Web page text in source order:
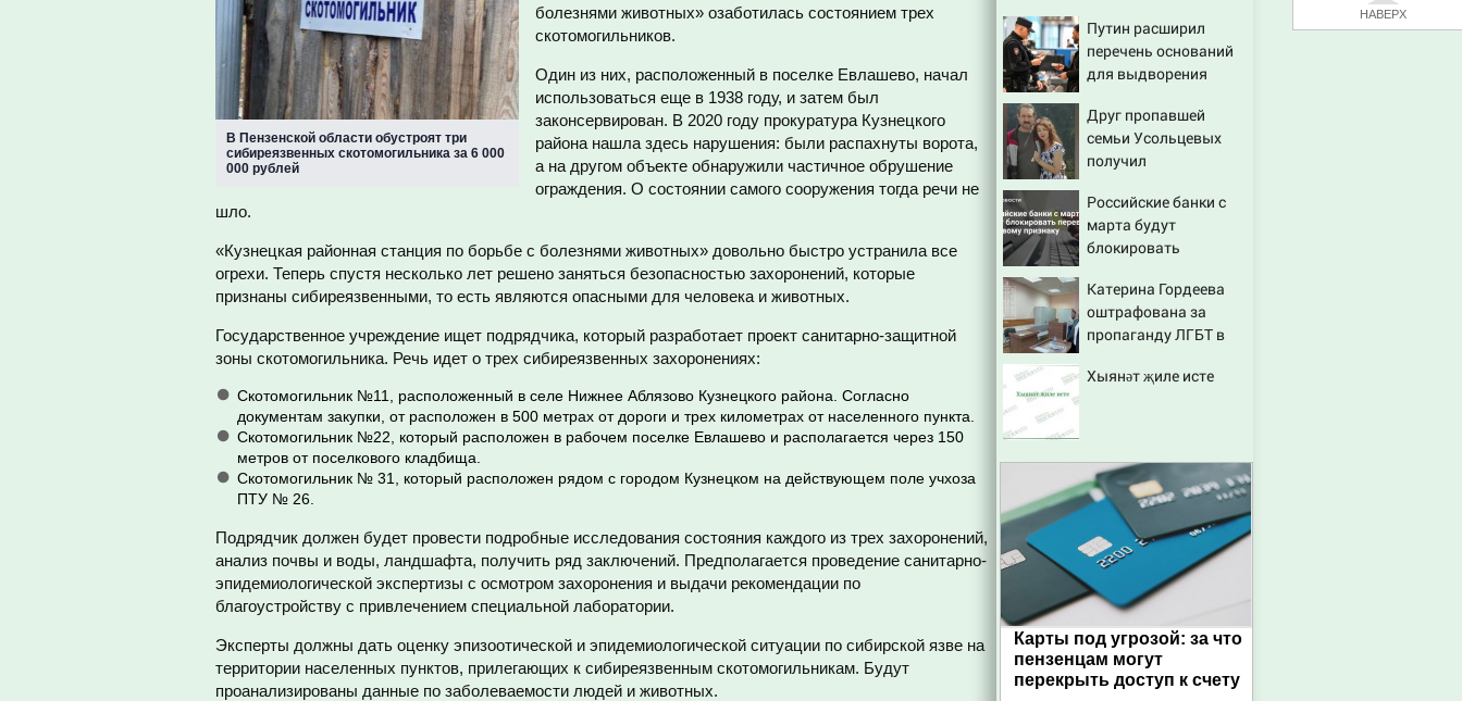
НАВЕРХ
В Пензенской области обустроят три
сибиреязвенных скотомогильника за 6 000
000 рублей
болезнями животных» озаботилась состоянием трех
скотомогильников.
Один из них, расположенный в поселке Евлашево, начал
использоваться еще в 1938 году, и затем был
законсервирован. В 2020 году прокуратура Кузнецкого
района нашла здесь нарушения: были распахнуты ворота,
а на другом объекте обнаружили частичное обрушение
ограждения. О состоянии самого сооружения тогда речи не
шло.
«Кузнецкая районная станция по борьбе с болезнями животных» довольно быстро устранила все
огрехи. Теперь спустя несколько лет решено заняться безопасностью захоронений, которые
признаны сибиреязвенными, то есть являются опасными для человека и животных.
Государственное учреждение ищет подрядчика, который разработает проект санитарно-защитной
зоны скотомогильника. Речь идет о трех сибиреязвенных захоронениях:
Скотомогильник №11, расположенный в селе Нижнее Аблязово Кузнецкого района. Согласно
документам закупки, от расположен в 500 метрах от дороги и трех километрах от населенного пункта.
Скотомогильник №22, который расположен в рабочем поселке Евлашево и располагается через 150
метров от поселкового кладбища.
Скотомогильник № 31, который расположен рядом с городом Кузнецком на действующем поле учхоза
ПТУ № 26.
Подрядчик должен будет провести подробные исследования состояния каждого из трех захоронений,
анализ почвы и воды, ландшафта, получить ряд заключений. Предполагается проведение санитарно-
эпидемиологической экспертизы с осмотром захоронения и выдачи рекомендации по
благоустройству с привлечением специальной лаборатории.
Эксперты должны дать оценку эпизоотической и эпидемиологической ситуации по сибирской язве на
территории населенных пунктов, прилегающих к сибиреязвенным скотомогильникам. Будут
проанализированы данные по заболеваемости людей и животных.
Путин расширил
перечень оснований
для выдворения
Друг пропавшей
семьи Усольцевых
получил
них
Российские банки с
марта будут
блокировать
признаку
Катерина Гордеева
оштрафована за
пропаганду ЛГБТ в
на Вести.ru
Хыянәт җиле исте
Карты под угрозой: за что
пензенцам могут
перекрыть доступ к счету